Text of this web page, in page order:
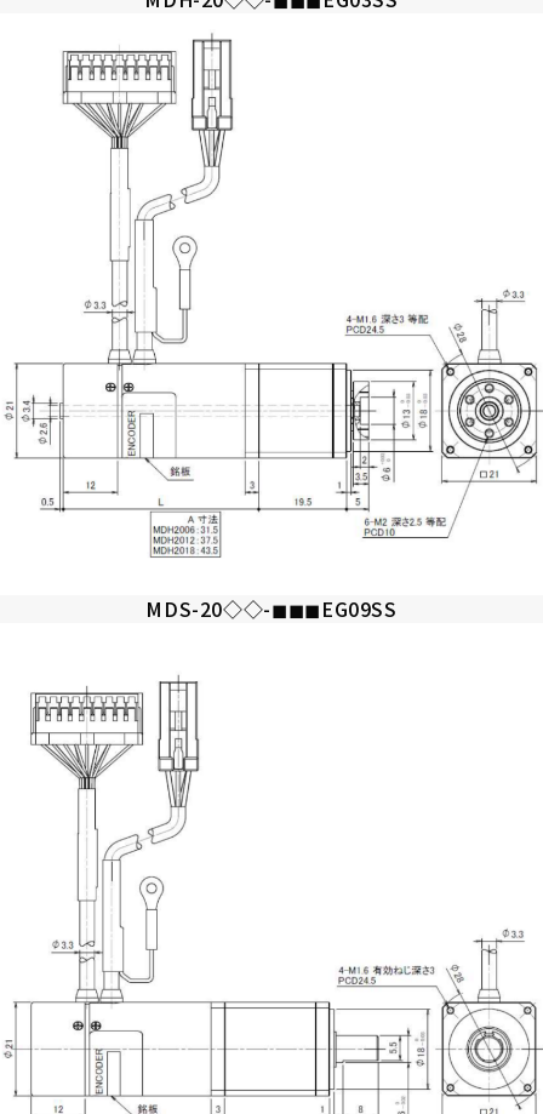
MDS-20◇◇-◼︎◼︎◼︎EG09SS